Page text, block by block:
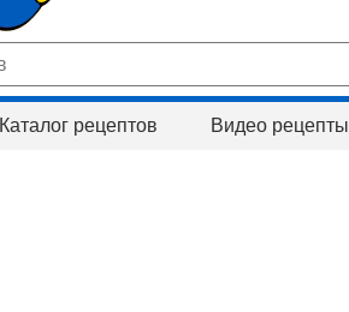
Каталог рецептов Видео рецепты